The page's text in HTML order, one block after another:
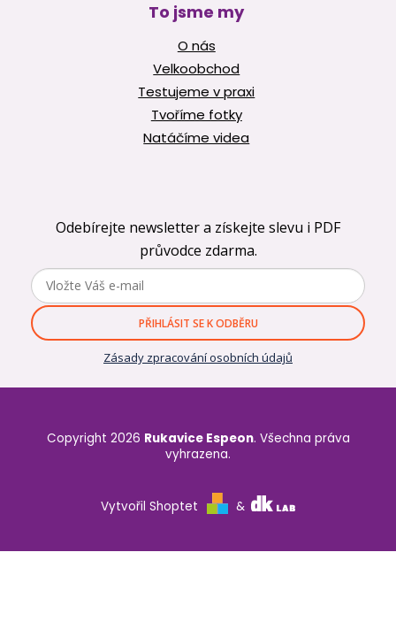
To jsme my
O nás
Velkoobchod
Testujeme v praxi
Tvoříme fotky
Natáčíme videa
Odebírejte newsletter a získejte slevu i PDF
průvodce zdarma.
PŘIHLÁSIT SE K ODBĚRU
Zásady zpracování osobních údajů
Vytvořil Shoptet &
Copyright 2026 Rukavice Espeon. Všechna práva
vyhrazena.